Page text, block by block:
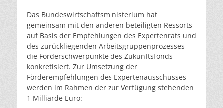
Das Bundeswirtschaftsministerium hat
gemeinsam mit den anderen beteiligten Ressorts
auf Basis der Empfehlungen des Expertenrats und
des zurückliegenden Arbeitsgruppenprozesses
die Förderschwerpunkte des Zukunftsfonds
konkretisiert. Zur Umsetzung der
Förderempfehlungen des Expertenausschusses
werden im Rahmen der zur Verfügung stehenden
1 Milliarde Euro: